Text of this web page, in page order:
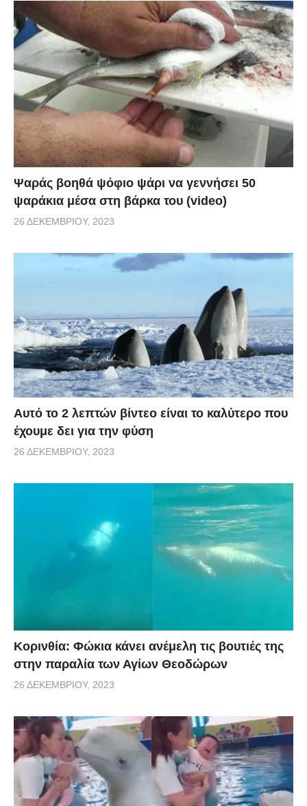
Ψαράς βοηθά ψόφιο ψάρι να γεννήσει 50
ψαράκια μέσα στη βάρκα του (video)
26 ΔΕΚΕΜΒΡΊΟΥ, 2023
Αυτό το 2 λεπτών βίντεο είναι το καλύτερο που
έχουμε δει για την φύση
26 ΔΕΚΕΜΒΡΊΟΥ, 2023
Κορινθία: Φώκια κάνει ανέμελη τις βουτιές της
στην παραλία των Αγίων Θεοδώρων
26 ΔΕΚΕΜΒΡΊΟΥ, 2023